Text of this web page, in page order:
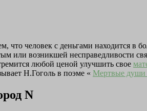
что человек с деньгами находится
или возникшей несправедливости
любой ценой улучшить свое
Н.Гоголь в поэме « Мертвые души
N